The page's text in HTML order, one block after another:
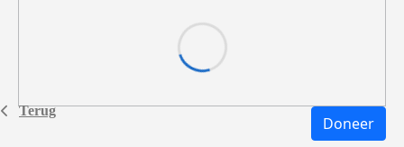
Terug
Doneer